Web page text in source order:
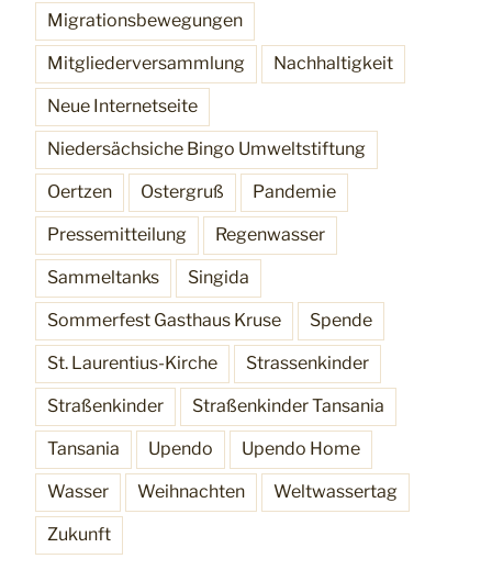
Migrationsbewegungen
Mitgliederversammlung Nachhaltigkeit
Neue Internetseite
Niedersächsiche Bingo Umweltstiftung
Oertzen Ostergruß Pandemie
Pressemitteilung Regenwasser
Sammeltanks Singida
Sommerfest Gasthaus Kruse Spende
St. Laurentius-Kirche Strassenkinder
Straßenkinder Straßenkinder Tansania
Tansania Upendo Upendo Home
Wasser Weihnachten Weltwassertag
Zukunft